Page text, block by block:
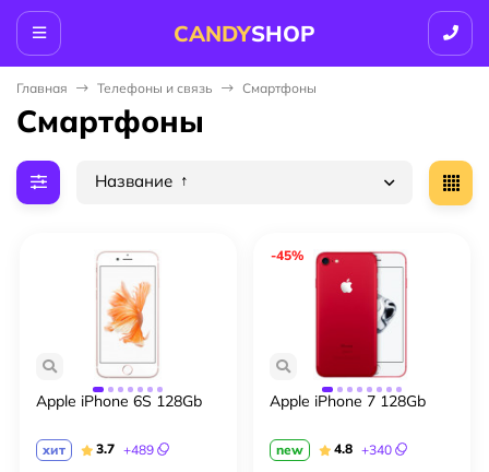
CANDYSHOP
Главная Телефоны и связь Смартфоны
Смартфоны
Название
Apple iPhone 6S 128Gb
хит 3.7 +489
-45%
Apple iPhone 7 128Gb
new 4.8 +340